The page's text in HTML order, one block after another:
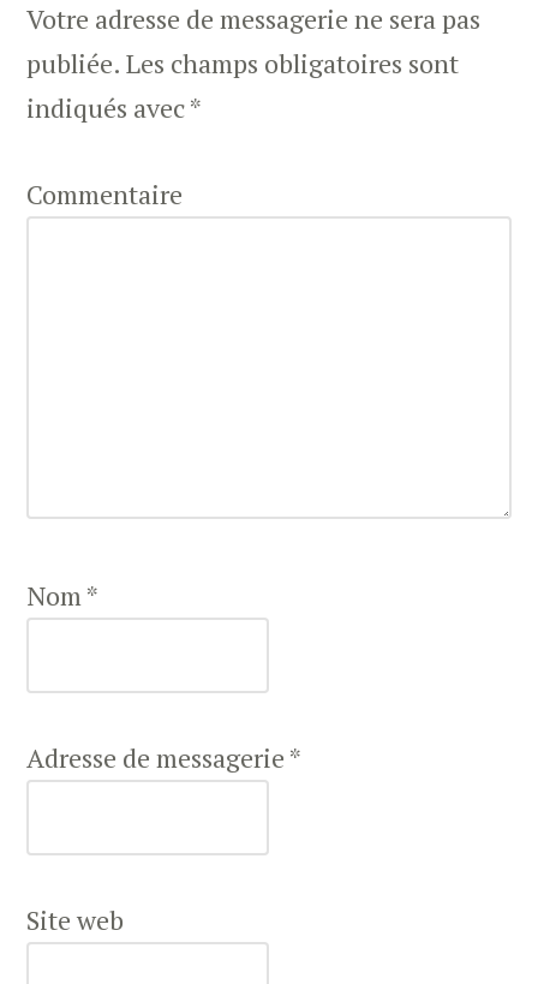
Votre adresse de messagerie ne sera pas
publiée. Les champs obligatoires sont
indiqués avec*
Commentaire
Nom*
Adresse de messagerie *
Site web